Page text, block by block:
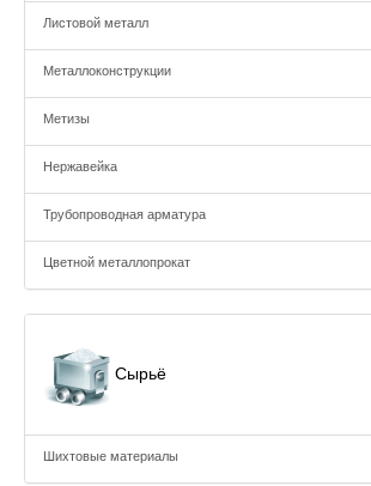
Листовой металл
Металлоконструкции
Метизы
Нержавейка
Трубопроводная арматура
Цветной металлопрокат
Сырьё
Шихтовые материалы